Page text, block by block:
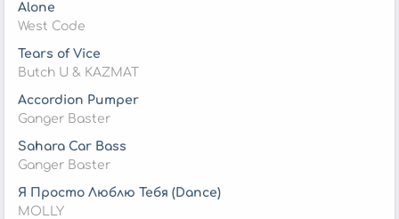
Alone
West Code
Tears of Vice
Butch U & KAZMAT
Accordion Pumper
Ganger Baster
Sahara Car Bass
Ganger Baster
Я Просто Люблю Тебя (Dance)
MOLLY